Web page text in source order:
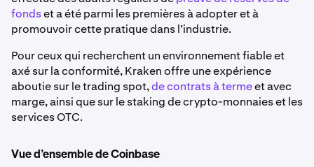
fondset a été parmi les premières à adopter et à
promouvoir cette pratique dans l’industrie.
Pour ceux qui recherchent un environnement fiable et
axé sur la conformité, Kraken offre une expérience
aboutie sur le trading spot,de contrats à termeet avec
marge, ainsi que sur le staking de crypto-monnaies et les
services OTC.
Vue d’ensemble de Coinbase